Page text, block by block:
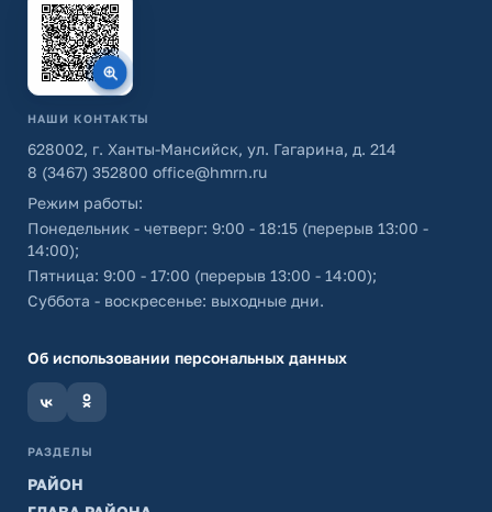
НАШИ КОНТАКТЫ
628002, г. Ханты-Мансийск, ул. Гагарина, д. 214
8 (3467) 352800 office@hmrn.ru
Режим работы:
Понедельник - четверг: 9:00 - 18:15 (перерыв 13:00 -
14:00);
Пятница: 9:00 - 17:00 (перерыв 13:00 - 14:00);
Суббота - воскресенье: выходные дни.
Об использовании персональных данных
РАЗДЕЛЫ
РАЙОН